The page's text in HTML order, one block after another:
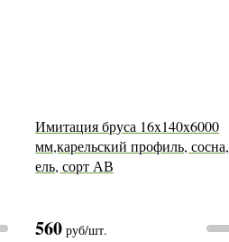
Имитация бруса 16x140x6000
мм,карельский профиль, сосна,
ель, сорт АВ
560 руб/шт.